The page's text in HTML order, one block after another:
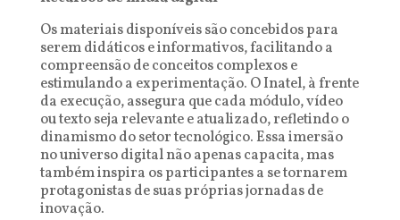
Os materiais disponíveis são concebidos para
serem didáticos e informativos, facilitando a
compreensão de conceitos complexos e
estimulando a experimentação. O Inatel, à frente
da execução, assegura que cada módulo, vídeo
ou texto seja relevante e atualizado, refletindo o
dinamismo do setor tecnológico. Essa imersão
no universo digital não apenas capacita, mas
também inspira os participantes a se tornarem
protagonistas de suas próprias jornadas de
inovação.